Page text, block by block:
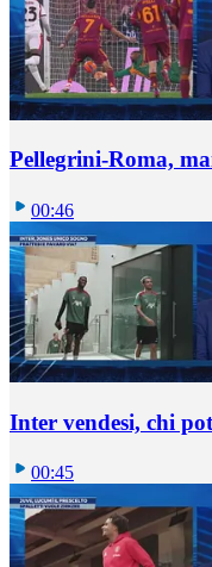
Pellegrini-Roma,
00:46
Inter vendesi, chi
00:45